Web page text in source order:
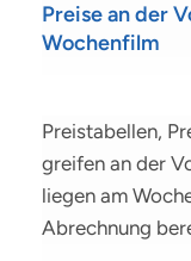
Preise an der
Wochenfilm
Preistabellen,
greifen an der
liegen am
Abrechnung